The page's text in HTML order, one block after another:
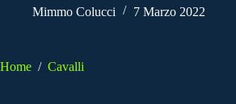
Mimmo Colucci 7 Marzo 2022
Home / Cavalli